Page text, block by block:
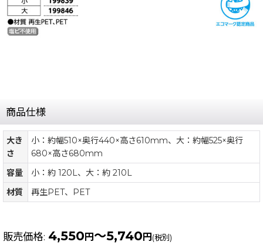
商品仕様
大き
さ
小：約幅510×奥行440×高さ610mm、大：約幅525×奥行
680×高さ680mm
容量
小：約 120L、大：約 210L
材質
再生PET、PET
販売価格: 4,550円～5,740円(税別)